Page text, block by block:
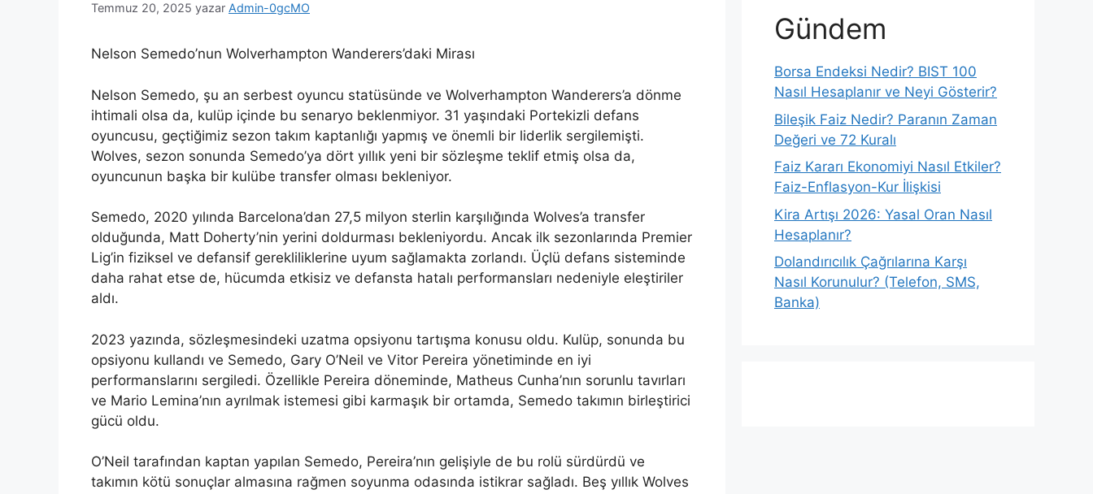
Temmuz 20, 2025 yazar Admin-0gcMO
Nelson Semedo’nun Wolverhampton Wanderers’daki Mirası
Nelson Semedo, şu an serbest oyuncu statüsünde ve Wolverhampton Wanderers’a dönme
ihtimali olsa da, kulüp içinde bu senaryo beklenmiyor. 31 yaşındaki Portekizli defans
oyuncusu, geçtiğimiz sezon takım kaptanlığı yapmış ve önemli bir liderlik sergilemişti.
Wolves, sezon sonunda Semedo’ya dört yıllık yeni bir sözleşme teklif etmiş olsa da,
oyuncunun başka bir kulübe transfer olması bekleniyor.
Semedo, 2020 yılında Barcelona’dan 27,5 milyon sterlin karşılığında Wolves’a transfer
olduğunda, Matt Doherty’nin yerini doldurması bekleniyordu. Ancak ilk sezonlarında Premier
Lig’in fiziksel ve defansif gerekliliklerine uyum sağlamakta zorlandı. Üçlü defans sisteminde
daha rahat etse de, hücumda etkisiz ve defansta hatalı performansları nedeniyle eleştiriler
aldı.
2023 yazında, sözleşmesindeki uzatma opsiyonu tartışma konusu oldu. Kulüp, sonunda bu
opsiyonu kullandı ve Semedo, Gary O’Neil ve Vitor Pereira yönetiminde en iyi
performanslarını sergiledi. Özellikle Pereira döneminde, Matheus Cunha’nın sorunlu tavırları
ve Mario Lemina’nın ayrılmak istemesi gibi karmaşık bir ortamda, Semedo takımın birleştirici
gücü oldu.
O’Neil tarafından kaptan yapılan Semedo, Pereira’nın gelişiyle de bu rolü sürdürdü ve
takımın kötü sonuçlar almasına rağmen soyunma odasında istikrar sağladı. Beş yıllık Wolves
Gündem
Borsa Endeksi Nedir? BIST 100
Nasıl Hesaplanır ve Neyi Gösterir?
Bileşik Faiz Nedir? Paranın Zaman
Değeri ve 72 Kuralı
Faiz Kararı Ekonomiyi Nasıl Etkiler?
Faiz-Enflasyon-Kur İlişkisi
Kira Artışı 2026: Yasal Oran Nasıl
Hesaplanır?
Dolandırıcılık Çağrılarına Karşı
Nasıl Korunulur? (Telefon, SMS,
Banka)